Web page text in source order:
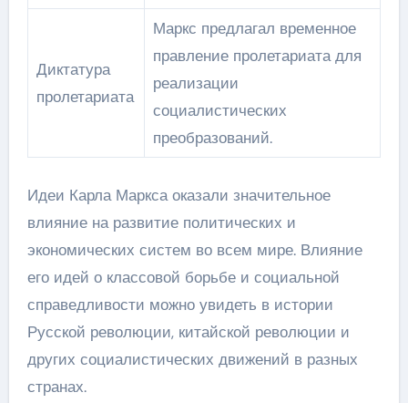
Диктатура
пролетариата
Маркс предлагал временное
правление пролетариата для
реализации
социалистических
преобразований.
Идеи Карла Маркса оказали значительное
влияние на развитие политических и
экономических систем во всем мире. Влияние
его идей о классовой борьбе и социальной
справедливости можно увидеть в истории
Русской революции, китайской революции и
других социалистических движений в разных
странах.